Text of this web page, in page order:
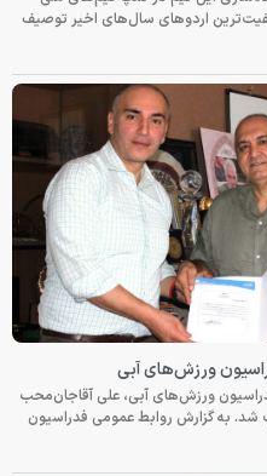
اردوهای سال‌های اخیر توصیف
ورزش‌های آبی
ورزش‌های آبی، علی آقاجان‌محب
شد. به گزارش روابط عمومی فدراسیون